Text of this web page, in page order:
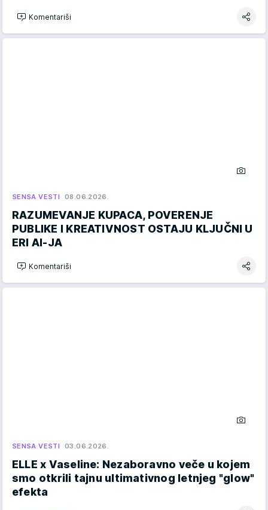
Komentariši
SENSA VESTI 08.06.2026.
RAZUMEVANJE KUPACA, POVERENJE
PUBLIKE I KREATIVNOST OSTAJU KLJUČNI U
ERI AI-JA
Komentariši
SENSA VESTI 03.06.2026.
ELLE x Vaseline: Nezaboravno veče u kojem
smo otkrili tajnu ultimativnog letnjeg "glow"
efekta